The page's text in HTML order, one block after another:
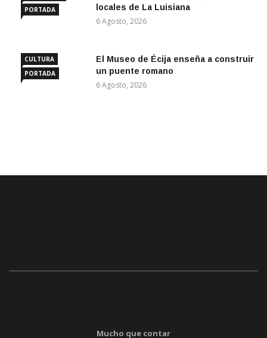
PORTADA
locales de La Luisiana
6 Agosto, 2026
CULTURA
PORTADA
El Museo de Écija enseña a construir
un puente romano
6 Agosto, 2026
Mucho que contar